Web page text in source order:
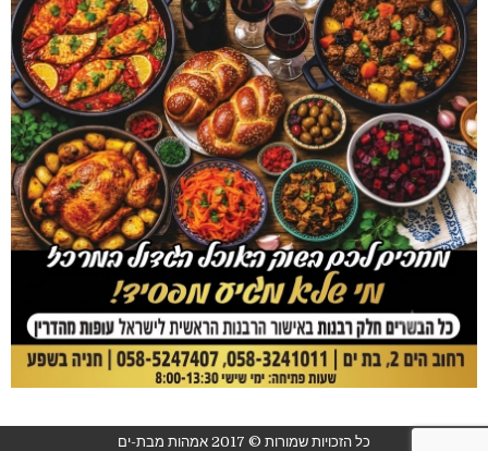
כל הזכויות שמורות © 2017 אמהות מבת-ים